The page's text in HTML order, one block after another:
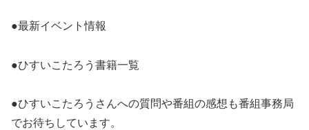
●最新イベント情報
●ひすいこたろう書籍一覧
●ひすいこたろうさんへの質問や番組の感想も番組事務局
でお待ちしています。